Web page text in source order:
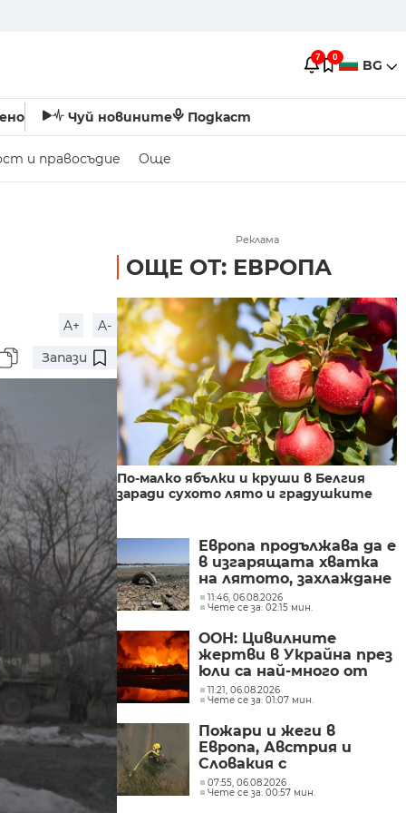
7 0 BG
Чуй новините Подкаст
и правосъдие Още
A+
A-
Запази
Реклама
ОЩЕ ОТ: ЕВРОПА
По-малко ябълки и круши в Белгия
заради сухото лято и градушките
Европа продължава да е
в изгарящата хватка
на лятото, захлаждане
се очаква в края на
седмицата
11:46, 06.08.2026
Чете се за: 02:15 мин.
ООН: Цивилните
жертви в Украйна през
юли са най-много от
началото на войната
11:21, 06.08.2026
Чете се за: 01:07 мин.
Пожари и жеги в
Европа, Австрия и
Словакия с
температурни
рекорди
07:55, 06.08.2026
Чете се за: 00:57 мин.